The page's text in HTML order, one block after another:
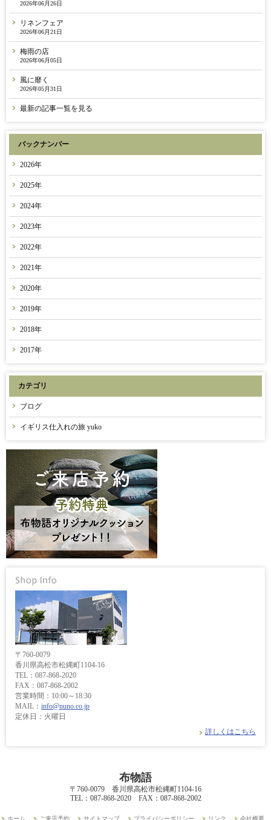
2026年06月26日
リネンフェア
2026年06月21日
梅雨の店
2026年06月05日
風に靡く
2026年05月31日
最新の記事一覧を見る
バックナンバー
2026年
2025年
2024年
2023年
2022年
2021年
2020年
2019年
2018年
2017年
カテゴリ
ブログ
イギリス仕入れの旅 yuko
〒760-0079
香川県高松市松縄町1104-16
TEL：087-868-2020
FAX：087-868-2002
営業時間：10:00～18:30
MAIL： info@nuno.co.jp
定休日：火曜日
詳しくはこちら
布物語
〒760-0079 香川県高松市松縄町1104-16
TEL：087-868-2020 FAX：087-868-2002